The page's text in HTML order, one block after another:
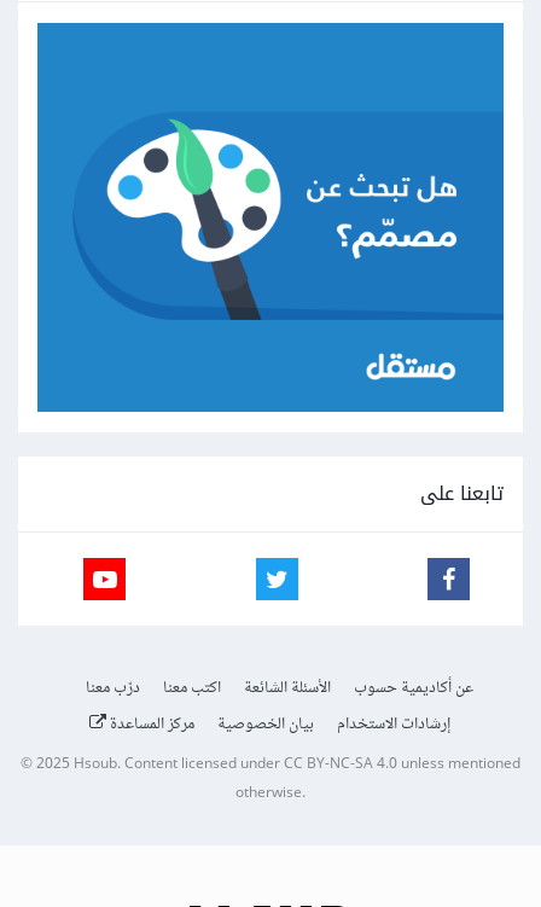
تابعنا على
عن أكاديمية حسوب الأسئلة الشائعة اكتب معنا
درّب معنا
إرشادات الاستخدام
بيان الخصوصية مركز المساعدة
© 2025Hsoub.Content licensed underCC BY-NC-SA 4.0unless mentioned
otherwise.